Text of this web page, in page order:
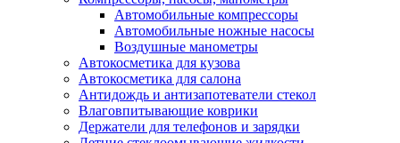
Автомобильные компрессоры
Автомобильные ножные насосы
Воздушные манометры
Автокосметика для кузова
Автокосметика для салона
Антидождь и антизапотеватели стекол
Влаговпитывающие коврики
Держатели для телефонов и зарядки